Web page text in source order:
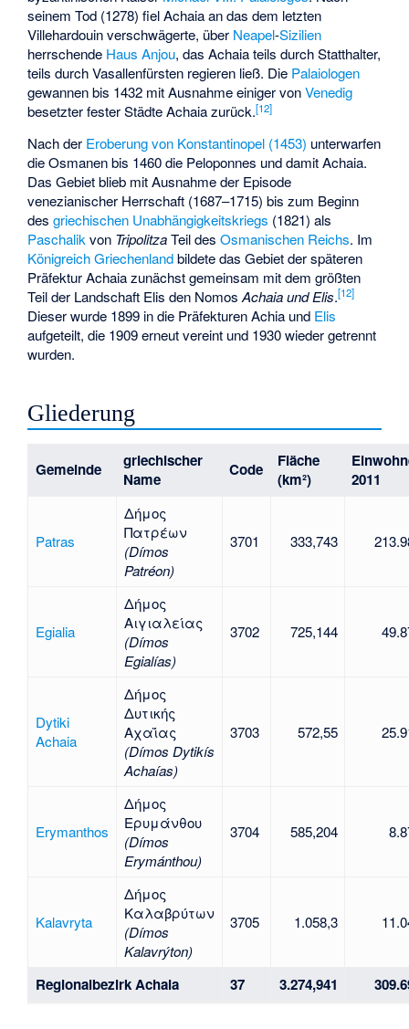
seinem Tod (1278) fiel Achaia an das dem letzten
Villehardouin verschwägerte, über Neapel-Sizilien
herrschende Haus Anjou, das Achaia teils durch Statthalter,
teils durch Vasallenfürsten regieren ließ. Die Palaiologen
gewannen bis 1432 mit Ausnahme einiger vonVenedig
besetzter fester Städte Achaia zurück.[12]
Nach der Eroberung von Konstantinopel (1453) unterwarfen
die Osmanen bis 1460 die Peloponnes und damit Achaia.
Das Gebiet blieb mit Ausnahme der Episode
venezianischer Herrschaft (1687–1715) bis zum Beginn
desgriechischen Unabhängigkeitskriegs (1821) als
Paschalik von TripolitzaTeil desOsmanischen Reichs. Im
Königreich Griechenlandbildete das Gebiet der späteren
Präfektur Achaia zunächst gemeinsam mit dem größten
Teil der Landschaft Elis den NomosAchaia und Elis.[12]
Dieser wurde 1899 in die Präfekturen Achia und Elis
aufgeteilt, die 1909 erneut vereint und 1930 wieder getrennt
wurden.
Gliederung
Gemeinde
griechischer
Name
Code
Fläche
(km²)
2011
Patras
Δήμος
Πατρέων
(Dímos
Patréon)
3701 333,743
Egialia
Δήμος
Αιγιαλείας
(Dímos
Egialías)
3702 725,144
Dytiki
Achaia
Δήμος
Δυτικής
Αχαΐας
(Dímos Dytikís
Achaías)
3703 572,55
Erymanthos
Δήμος
Ερυμάνθου
(Dímos
Erymánthou)
3704 585,204
Kalavryta
Δήμος
Καλαβρύτων
(Dímos
Kalavrýton)
3705 1.058,3
Regionalbezirk Achaia 37 3.274,941